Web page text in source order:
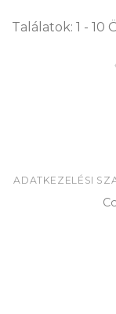
Találatok: 1 - 10
ADATKEZELÉSI